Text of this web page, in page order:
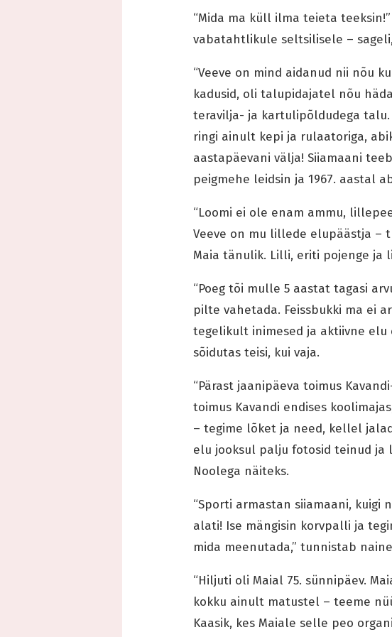
“Mida ma küll ilma teieta
vabatahtlikule seltsilisele –
“Veeve on mind aidanud nii nõu
kadusid, oli talupidajatel nõu
teravilja- ja kartulipõldudega
ringi ainult kepi ja rulaatoriga,
aastapäevani välja! Siiamaani
peigmehe leidsin ja 1967. aastal
“Loomi ei ole enam ammu,
Veeve on mu lillede elupäästja –
Maia tänulik. Lilli, eriti pojenge ja
“Poeg tõi mulle 5 aastat tagasi
pilte vahetada. Feissbukki ma ei
tegelikult inimesed ja aktiivne elu
sõidutas teisi, kui vaja.
“Pärast jaanipäeva toimus
toimus Kavandi endises
– tegime lõket ja need, kellel
elu jooksul palju fotosid teinud ja
Noolega näiteks.
“Sporti armastan siiamaani, kuigi
alati! Ise mängisin korvpalli ja
mida meenutada,” tunnistab
“Hiljuti oli Maial 75. sünnipäev.
kokku ainult matustel – teeme
Kaasik, kes Maiale selle peo